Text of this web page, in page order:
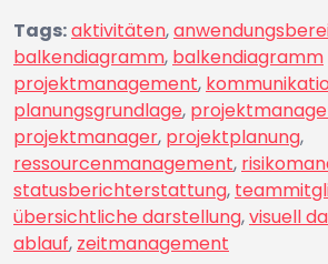
Tags:aktivitäten,
balkendiagramm, balkendiagramm
projektmanagement,
planungsgrundlage,
projektmanager, projektplanung,
ressourcenmanagement,
statusberichterstattung,
übersichtliche darstellung,visuell
ablauf, zeitmanagement